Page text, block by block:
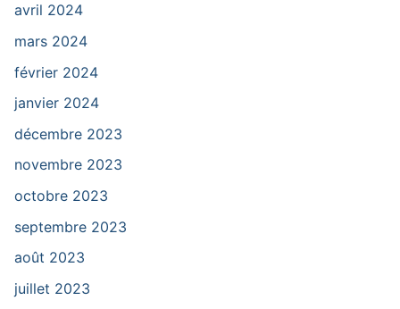
avril 2024
mars 2024
février 2024
janvier 2024
décembre 2023
novembre 2023
octobre 2023
septembre 2023
août 2023
juillet 2023